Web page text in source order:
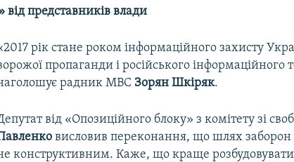
від представників влади
рік стане роком інформаційного захисту
пропаганди і російського інформаційного
радник МВС Зорян Шкіряк.
від «Опозиційного блоку» з комітету зі
висловив переконання, що шлях заборон
конструктивним. Каже, що краще